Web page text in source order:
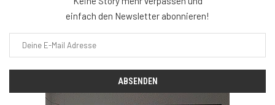
einfach den Newsletter abonnieren!